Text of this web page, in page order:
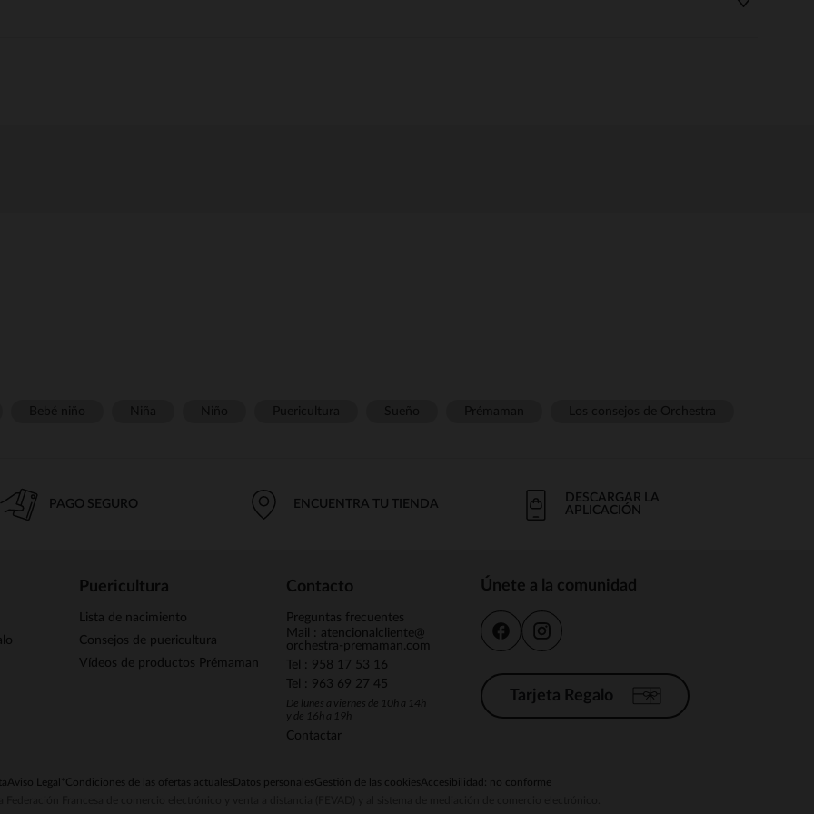
PAGO SEGURO ENCUENTRA TU TIENDA
DESCARGAR LA
APLICACIÓN
Puericultura
Lista de nacimiento
Consejos de puericultura
Vídeos de productos Prémaman
Contacto
Preguntas frecuentes
Mail : atencionalcliente@
orchestra-premaman.com
Tel : 958 17 53 16
Tel : 963 69 27 45
De lunes a viernes de 10h a 14h
y de 16h a 19h
Contactar
Únete a la comunidad
Tarjeta Regalo
Aviso Legal *Condiciones de las ofertas actuales Datos personalesGestión de las cookiesAccesibilidad: no conforme